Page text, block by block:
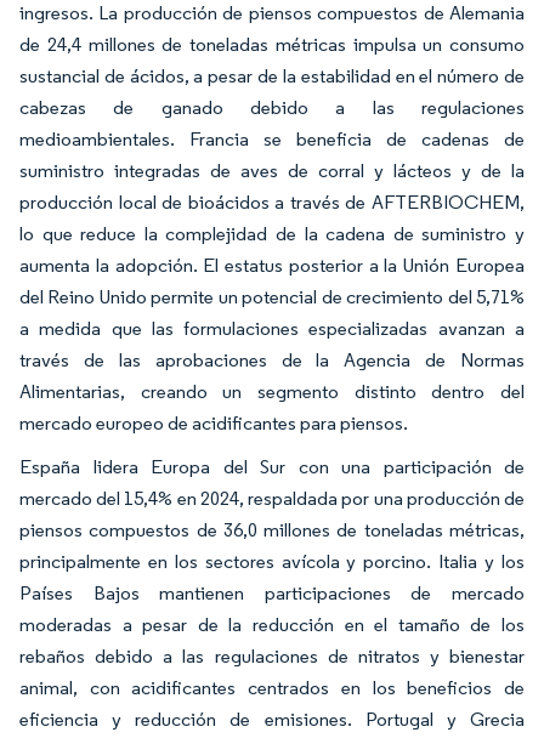
ingresos. La producción de piensos compuestos de Alemania
de 24,4 millones de toneladas métricas impulsa un consumo
sustancial de ácidos, a pesar de la estabilidad en el número de
cabezas de ganado debido a las regulaciones
medioambientales. Francia se beneficia de cadenas de
suministro integradas de aves de corral y lácteos y de la
producción local de bioácidos a través de AFTERBIOCHEM,
lo que reduce la complejidad de la cadena de suministro y
aumenta la adopción. El estatus posterior a la Unión Europea
del Reino Unido permite un potencial de crecimiento del 5,71%
a medida que las formulaciones especializadas avanzan a
través de las aprobaciones de la Agencia de Normas
Alimentarias, creando un segmento distinto dentro del
mercado europeo de acidificantes para piensos.
España lidera Europa del Sur con una participación de
mercado del 15,4% en 2024, respaldada por una producción de
piensos compuestos de 36,0 millones de toneladas métricas,
principalmente en los sectores avícola y porcino. Italia y los
Países Bajos mantienen participaciones de mercado
moderadas a pesar de la reducción en el tamaño de los
rebaños debido a las regulaciones de nitratos y bienestar
animal, con acidificantes centrados en los beneficios de
eficiencia y reducción de emisiones. Portugal y Grecia